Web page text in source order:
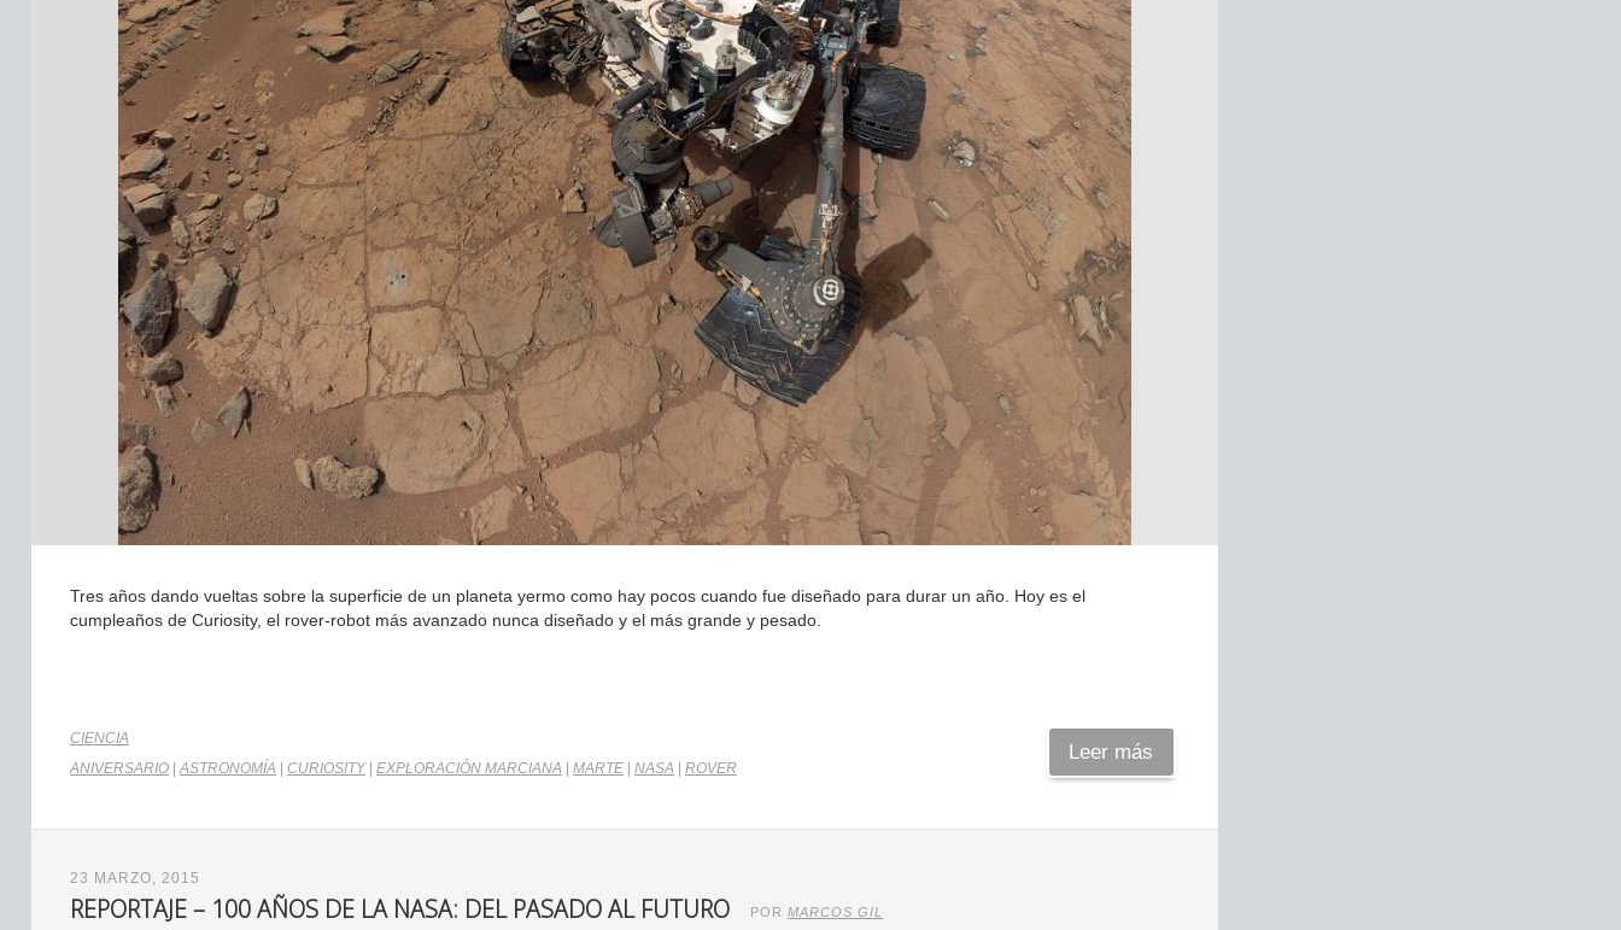
Tres años dando vueltas sobre la superficie de un planeta yermo como hay pocos cuando fue diseñado para durar un año. Hoy es el
cumpleaños de Curiosity, el rover-robot más avanzado nunca diseñado y el más grande y pesado.
CIENCIA
ANIVERSARIO |ASTRONOMÍA CURIOSITY| EXPLORACIÓN MARCIANA MARTE NASA ROVER
Leer más
23 MARZO, 2015
REPORTAJE – 100 AÑOS DE LA NASA: DEL PASADO AL FUTURO PORMARCOS GIL